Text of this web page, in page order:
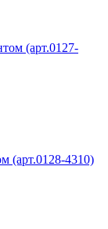
(арт.0127-
(арт.0128-4310)